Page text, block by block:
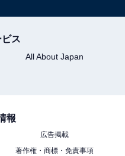
気を残しつつも背景に
歳女性）」「呼吸の技や
の作画は新しい表現と
配色も美しく、素晴ら
ス
All About Japan
報
広告掲載
著作権・商標・免責事項